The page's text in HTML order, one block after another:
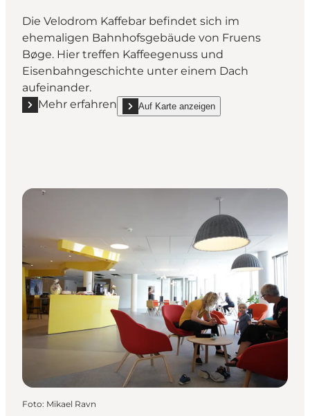
Die Velodrom Kaffebar befindet sich im
ehemaligen Bahnhofsgebäude von Fruens
Bøge. Hier treffen Kaffeegenuss und
Eisenbahngeschichte unter einem Dach
aufeinander.
Mehr erfahren
Mehr erfahren "Velodrom Kaffeebar"
Auf Karte anzeigen
show Velodrom Kaffeebar on_map
Foto: Mikael Ravn